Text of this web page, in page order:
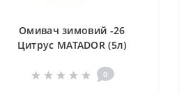
Омивач зимовий -26
Цитрус MATADOR (5л)
0